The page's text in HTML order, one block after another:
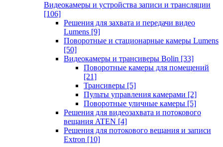
Видеокамеры и устройства записи и трансляции
[106]
Решения для захвата и передачи видео
Lumens [9]
Поворотные и стационарные камеры Lumens
[50]
Видеокамеры и трансиверы Bolin [33]
Поворотные камеры для помещений
[21]
Трансиверы [5]
Пульты управления камерами [2]
Поворотные уличные камеры [5]
Решения для видеозахвата и потокового
вещания ATEN [4]
Решения для потокового вещания и записи
Extron [10]